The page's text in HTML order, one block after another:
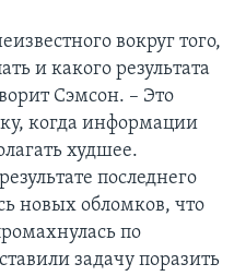
вокруг того,
и какого результата
Сэмсон. – Это
когда информации
худшее.
последнего
новых обломков, что
по
задачу поразить